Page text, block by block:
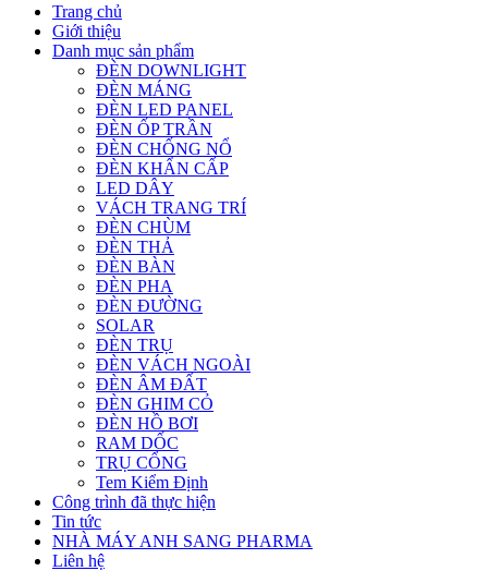
Trang chủ
Giới thiệu
Danh mục sản phẩm
ĐÈN DOWNLIGHT
ĐÈN MÁNG
ĐÈN LED PANEL
ĐÈN ỐP TRẦN
ĐÈN CHỐNG NỔ
ĐÈN KHẨN CẤP
LED DÂY
VÁCH TRANG TRÍ
ĐÈN CHÙM
ĐÈN THẢ
ĐÈN BÀN
ĐÈN PHA
ĐÈN ĐƯỜNG
SOLAR
ĐÈN TRỤ
ĐÈN VÁCH NGOÀI
ĐÈN ÂM ĐẤT
ĐÈN GHIM CỎ
ĐÈN HỒ BƠI
RAM DỐC
TRỤ CỔNG
Tem Kiểm Định
Công trình đã thực hiện
Tin tức
NHÀ MÁY ANH SANG PHARMA
Liên hệ